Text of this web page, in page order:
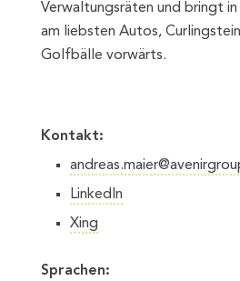
Verwaltungsräten und bringt in
am liebsten Autos,
Golfbälle vorwärts.
Kontakt:
LinkedIn
Xing
Sprachen: